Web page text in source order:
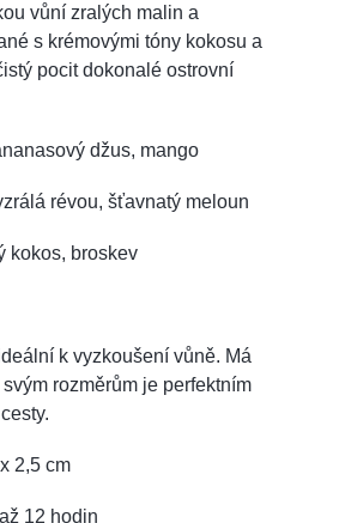
vůní zralých malin a
s krémovými tóny kokosu a
pocit dokonalé ostrovní
džus, mango
révou, šťavnatý meloun
kokos, broskev
k vyzkoušení vůně. Má
rozměrům je perfektním
2,5 cm
12 hodin